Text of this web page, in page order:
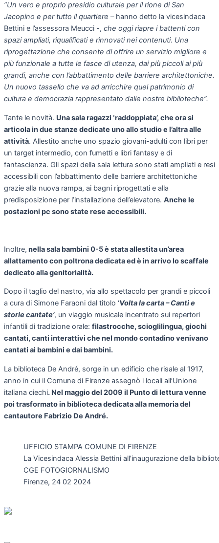
“Un vero e proprio presidio culturale per il rione di San
Jacopino e per tutto il quartiere – hanno detto la vicesindaca
Bettini e l’assessora Meucci -, che oggi riapre i battenti con
spazi ampliati, riqualificati e rinnovati nei contenuti. Una
riprogettazione che consente di offrire un servizio migliore e
più funzionale a tutte le fasce di utenza, dai più piccoli ai più
grandi, anche con l’abbattimento delle barriere architettoniche.
Un nuovo tassello che va ad arricchire quel patrimonio di
cultura e democrazia rappresentato dalle nostre biblioteche”.
Tante le novità. Una sala ragazzi ‘raddoppiata’, che ora si
articola in due stanze dedicate uno allo studio e l’altra alle
attività. Allestito anche uno spazio giovani-adulti con libri per
un target intermedio, con fumetti e libri fantasy e di
fantascienza. Gli spazi della sala lettura sono stati ampliati e resi
accessibili con l’abbattimento delle barriere architettoniche
grazie alla nuova rampa, ai bagni riprogettati e alla
predisposizione per l’installazione dell’elevatore. Anche le
postazioni pc sono state rese accessibili.
Inoltre, nella sala bambini 0-5 è stata allestita un’area
allattamento con poltrona dedicata ed è in arrivo lo scaffale
dedicato alla genitorialità.
Dopo il taglio del nastro, via allo spettacolo per grandi e piccoli
a cura di Simone Faraoni dal titolo ‘Volta la carta – Canti e
storie cantate’, un viaggio musicale incentrato sui repertori
infantili di tradizione orale: filastrocche, scioglilingua, giochi
cantati, canti interattivi che nel mondo contadino venivano
cantati ai bambini e dai bambini.
La biblioteca De André, sorge in un edificio che risale al 1917,
anno in cui il Comune di Firenze assegnò i locali all’Unione
italiana ciechi. Nel maggio del 2009 il Punto di lettura venne
poi trasformato in biblioteca dedicata alla memoria del
cantautore Fabrizio De André.
UFFICIO STAMPA COMUNE DI FIRENZE
La Vicesindaca Alessia Bettini all’inaugurazione della
CGE FOTOGIORNALISMO
Firenze, 24 02 2024